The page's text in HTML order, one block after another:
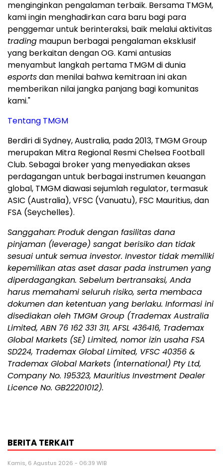
menginginkan pengalaman terbaik. Bersama TMGM,
kami ingin menghadirkan cara baru bagi para
penggemar untuk berinteraksi, baik melalui aktivitas
trading maupun berbagai pengalaman eksklusif
yang berkaitan dengan OG. Kami antusias
menyambut langkah pertama TMGM di dunia
esportsdan menilai bahwa kemitraan ini akan
memberikan nilai jangka panjang bagi komunitas
kami."
Tentang TMGM
Berdiri di Sydney, Australia, pada 2013, TMGM Group
merupakan Mitra Regional Resmi Chelsea Football
Club. Sebagai broker yang menyediakan akses
perdagangan untuk berbagai instrumen keuangan
global, TMGM diawasi sejumlah regulator, termasuk
ASIC (Australia), VFSC (Vanuatu), FSC Mauritius, dan
FSA (Seychelles).
Sanggahan: Produk dengan fasilitas dana
pinjaman (leverage) sangat berisiko dan tidak
sesuai untuk semua investor. Investor tidak memiliki
kepemilikan atas aset dasar pada instrumen yang
diperdagangkan. Sebelum bertransaksi, Anda
harus memahami seluruh risiko, serta membaca
dokumen dan ketentuan yang berlaku. Informasi ini
disediakan oleh TMGM Group (Trademax Australia
Limited, ABN 76 162 331 311, AFSL 436416, Trademax
Global Markets (SE) Limited, nomor izin usaha FSA
SD224, Trademax Global Limited, VFSC 40356 &
Trademax Global Markets (International) Pty Ltd,
Company No. 195323, Mauritius Investment Dealer
Licence No. GB22201012).
BERITA TERKAIT
Kamis, 6 Agustus 2026 - 06:39 WIB